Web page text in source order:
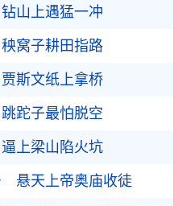
山上遇猛一冲
窝子耕田指路
斯文纸上拿桥
跎子最怕脱空
上梁山陷火坑
悬天上帝奥庙收徒